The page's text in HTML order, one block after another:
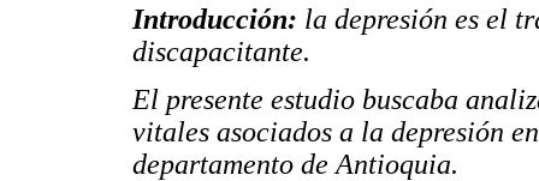
Introducción: la depresión es el
discapacitante.
El presente estudio buscaba
vitales asociados a la depresión
departamento de Antioquia.